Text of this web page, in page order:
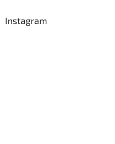
Instagram